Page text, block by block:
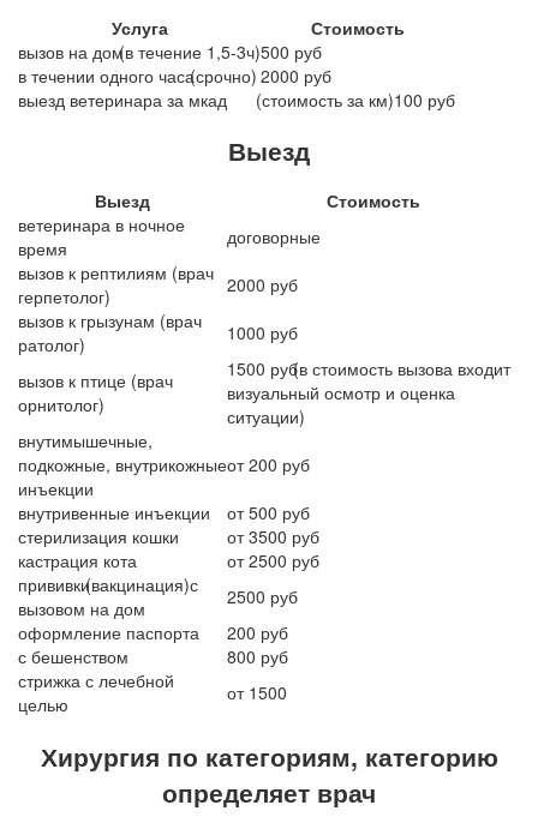
Услуга
Стоимость
вызов на дом(втечение 1,5-3ч)500 руб
в течении одного часа(срочно) 2000 руб
выезд ветеринара за мкад
(стоимостьза км)100 руб
Выезд
Выезд
Стоимость
ветеринара в ночное
время
договорные
вызов к рептилиям(врач
герпетолог)
2000 руб
вызов к грызунам(врач
ратолог)
1000 руб
вызов к птице(врач
орнитолог)
1500 руб(встоимость вызова входит
визуальный осмотр и оценка
ситуации)
внутимышечные,
подкожные, внутрикожные
инъекции
от 200 руб
внутривенные инъекции
от 500 руб
стерилизация кошки
от 3500 руб
кастрация кота
от 2500 руб
прививки(вакцинация)с
вызовом на дом
2500 руб
оформление паспорта
200 руб
с бешенством
800 руб
стрижка с лечебной
целью
от 1500
Хирургия по категориям, категорию
определяет врач